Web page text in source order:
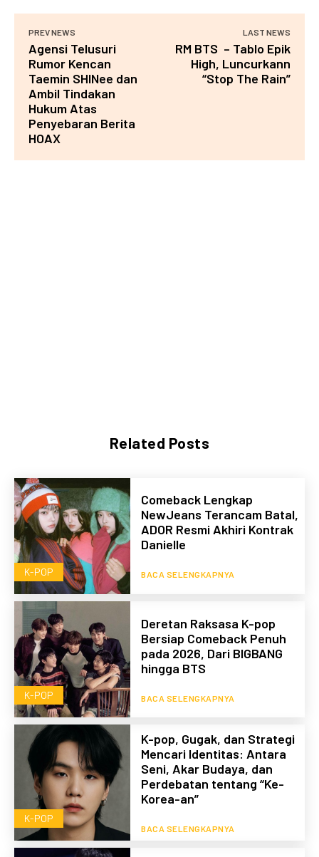
Related Posts
K-POP
Comeback Lengkap
NewJeans Terancam Batal,
ADOR Resmi Akhiri Kontrak
Danielle
BACA SELENGKAPNYA
K-POP
Deretan Raksasa K-pop
Bersiap Comeback Penuh
pada 2026, Dari BIGBANG
hingga BTS
BACA SELENGKAPNYA
K-POP
K-pop, Gugak, dan Strategi
Mencari Identitas: Antara
Seni, Akar Budaya, dan
Perdebatan tentang “Ke-
Korea-an”
BACA SELENGKAPNYA
PREV NEWS
Agensi Telusuri
Rumor Kencan
Taemin SHINee dan
Ambil Tindakan
Hukum Atas
Penyebaran Berita
HOAX
LAST NEWS
RM BTS – Tablo Epik
High, Luncurkann
“Stop The Rain”